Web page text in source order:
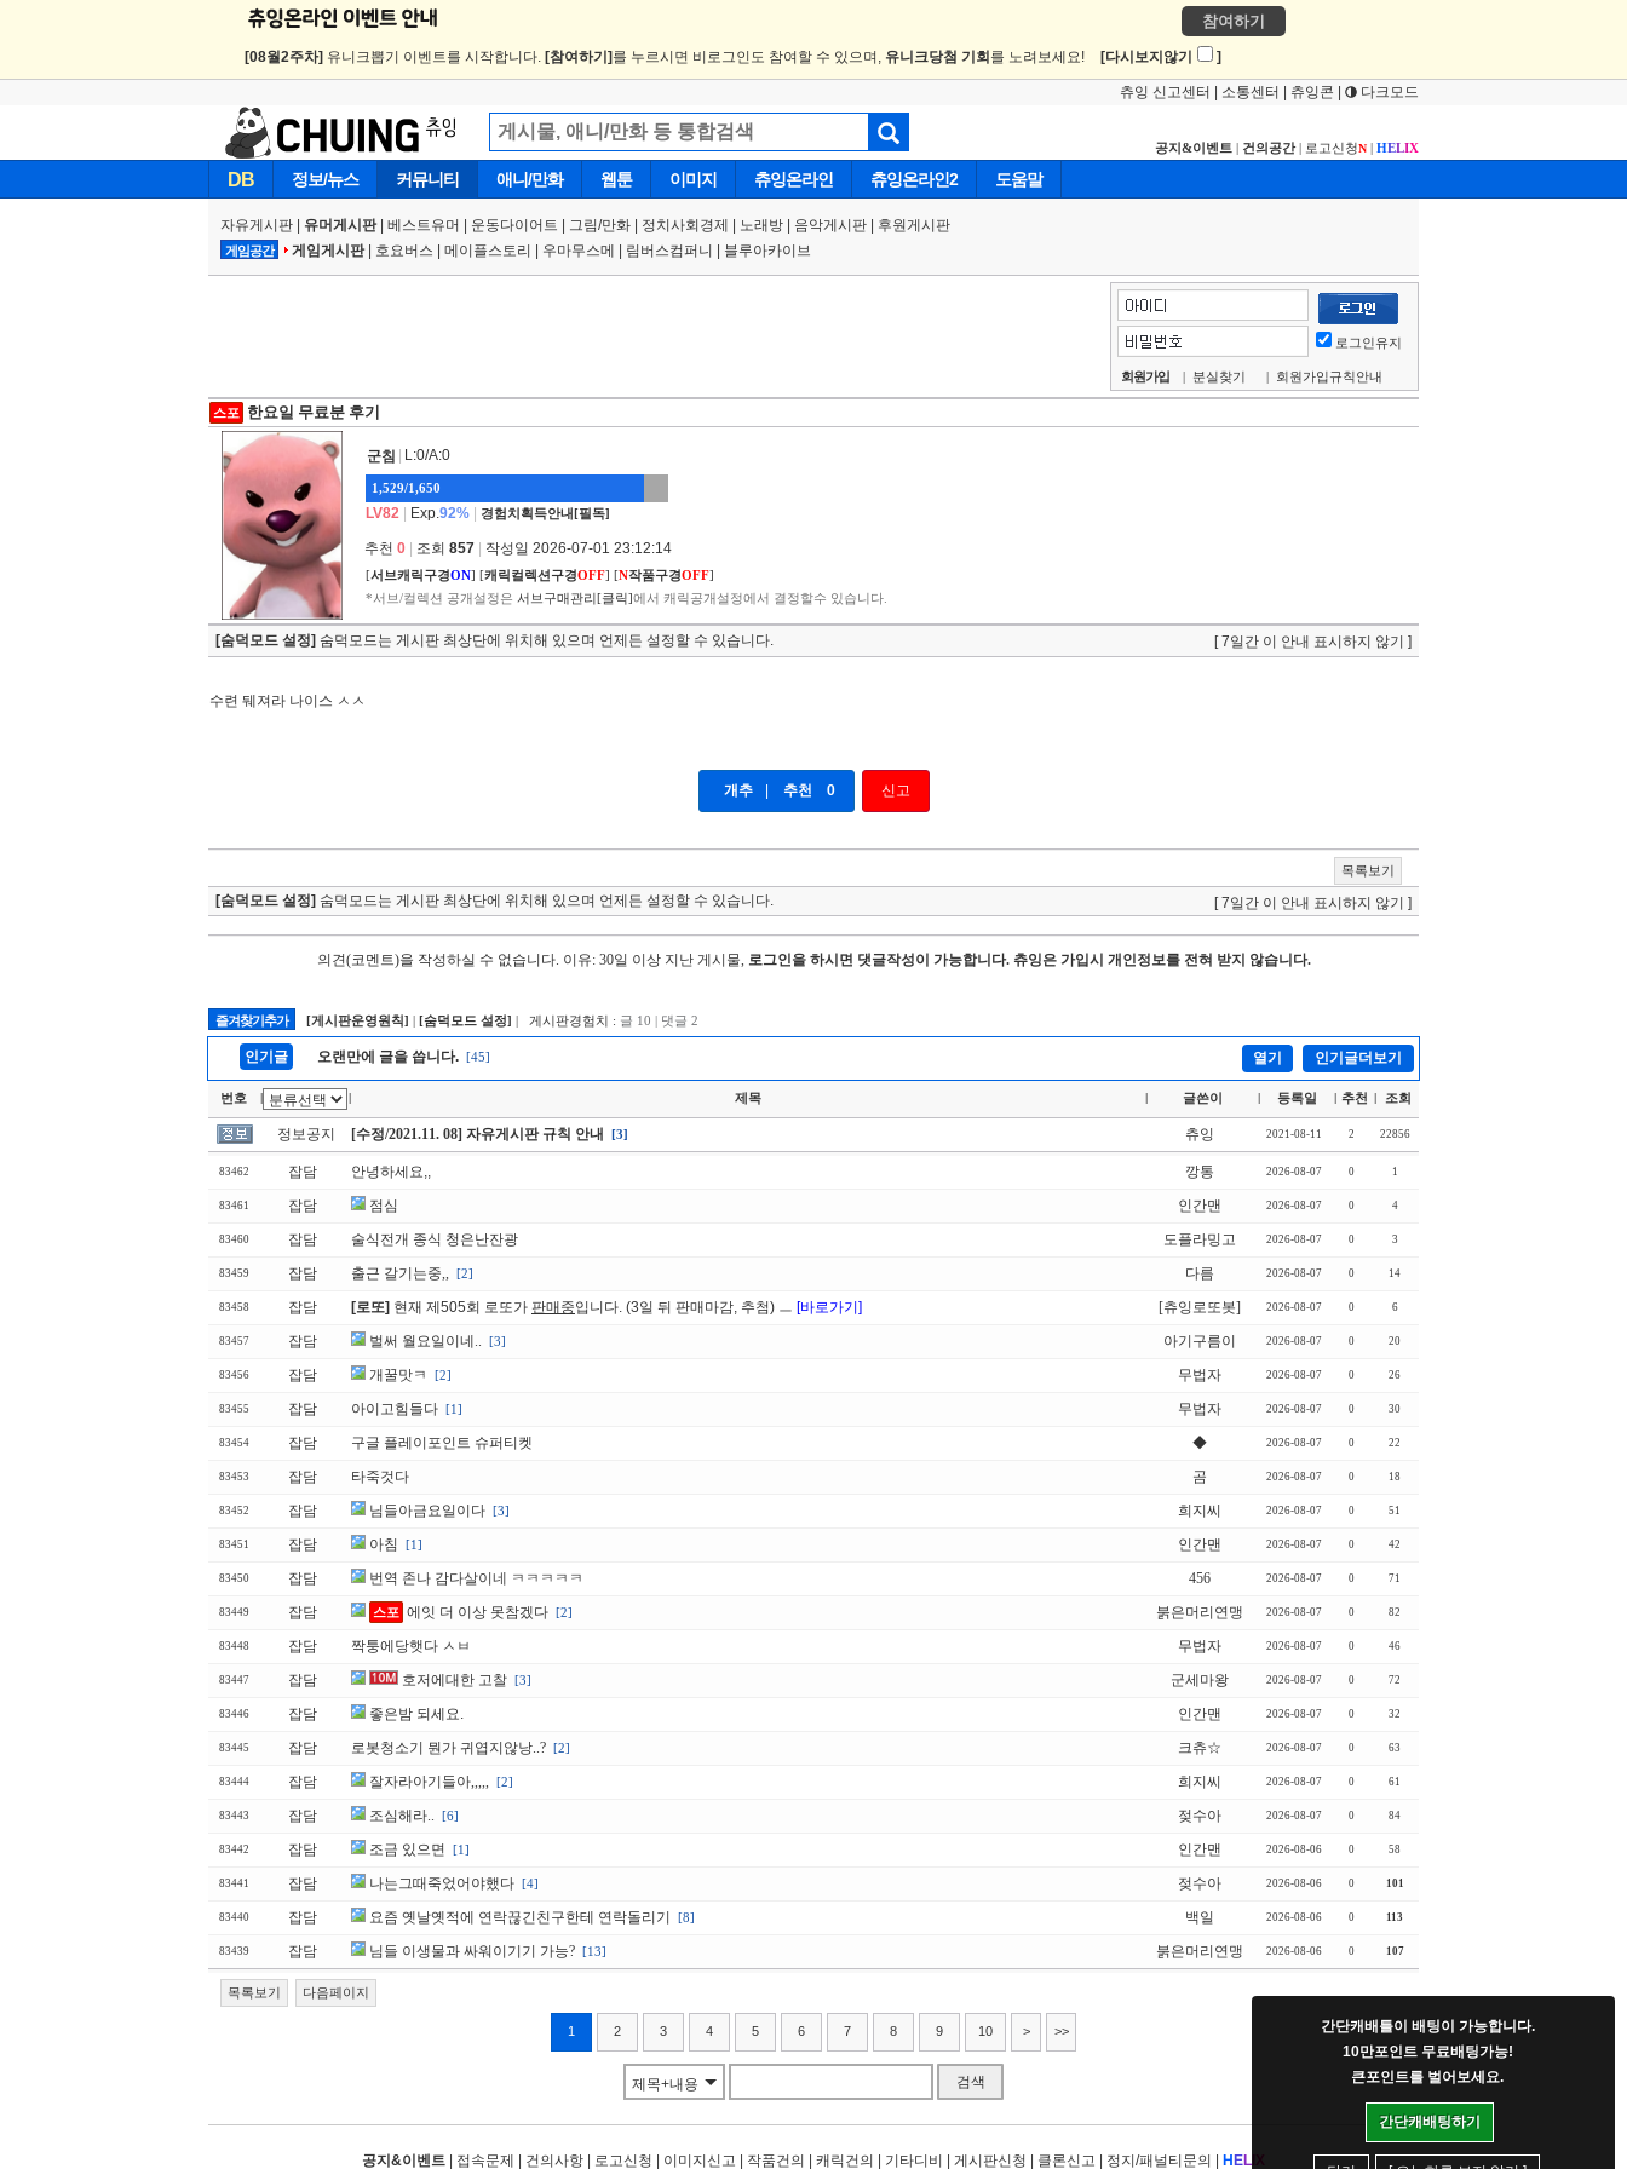
참여하기
[08월2주차] 유니크뽑기 이벤트를 시작합니다. [참여하기] 를 누르시면 비로그인도 참여할 수 있으며, 유니크당첨 기회 를 노려보세요! [다시보지않기 ]
츄잉 신고센터 소통센터 츄잉콘 다크모드
공지&이벤트 | 건의공간| 로고신청N | HELIX
DB 정보/뉴스 커뮤니티 애니/만화 웹툰 이미지 츄잉온라인 츄잉온라인2 도움말
자유게시판 유머게시판| 베스트유머 운동다이어트 | 그림/만화 정치사회경제 노래방 음악게시판 후원게시판
게임공간 게임게시판| 호요버스 메이플스토리 우마무스메 림버스컴퍼니 블루아카이브
로그인유지
회원가입 | 분실찾기 | 회원가입규칙안내
스포 한요일 무료분 후기
군침 L:0/A:0
1,529/1,650
LV82 Exp.92% 경험치획득안내[필독]
추천 0 조회 857 작성일 2026-07-01 23:12:14
[서브캐릭구경ON] [캐릭컬렉션구경OFF] [N작품구경OFF]
*서브/컬렉션 공개설정은 서브구매관리[클릭]에서 캐릭공개설정에서 결정할수 있습니다.
[숨덕모드 설정] 숨덕모드는 게시판 최상단에 위치해 있으며 언제든 설정할 수 있습니다. [ 7일간 이 안내 표시하지 않기 ]
수련 뒈져라 나이스 ㅅㅅ
개추 추천 0 신고
목록보기
[숨덕모드 설정] 숨덕모드는 게시판 최상단에 위치해 있으며 언제든 설정할 수 있습니다. [ 7일간 이 안내 표시하지 않기 ]
의견(코멘트)을 작성하실 수 없습니다. 이유: 30일 이상 지난 게시물, 로그인을 하시면 댓글작성이 가능합니다. 츄잉은 가입시 개인정보를 전혀 받지 않습니다.
즐겨찾기추가 [게시판운영원칙] | [숨덕모드 설정] | 게시판경험치 : 글 10 | 댓글 2
인기글 오랜만에 글을 씁니다. [45] 열기 인기글더보기
번호 제목 글쓴이 등록일 추천 조회
정보공지 [수정/2021.11. 08] 자유게시판 규칙 안내 [3] 츄잉 2021-08-11 2 22856
83462 잡담 안녕하세요,, 깡통 2026-08-07 0 1
83461 잡담 점심 인간맨 2026-08-07 0 4
83460 잡담 술식전개 종식 청은난잔광 도플라밍고 2026-08-07 0 3
83459 잡담 출근 갈기는중,, [2] 다름 2026-08-07 0 14
83458 잡담 [로또] 현재 제505회 로또가 판매중입니다. (3일 뒤 판매마감, 추첨) ㅡ [바로가기] [츄잉로또봇] 2026-08-07 0 6
83457 잡담 벌써 월요일이네.. [3] 아기구름이 2026-08-07 0 20
83456 잡담 개꿀맛ㅋ [2] 무법자 2026-08-07 0 26
83455 잡담 아이고힘들다 [1] 무법자 2026-08-07 0 30
83454 잡담 구글 플레이포인트 슈퍼티켓 ◆ 2026-08-07 0 22
83453 잡담 타죽것다 곰 2026-08-07 0 18
83452 잡담 님들아금요일이다 [3] 희지씨 2026-08-07 0 51
83451 잡담 아침 [1] 인간맨 2026-08-07 0 42
83450 잡담 번역 존나 감다살이네 ㅋㅋㅋㅋㅋ 456 2026-08-07 0 71
83449 잡담 스포 에잇 더 이상 못참겠다 [2] 붉은머리연맹 2026-08-07 0 82
83448 잡담 짝퉁에당햇다 ㅅㅂ 무법자 2026-08-07 0 46
83447 잡담 호저에대한 고찰 [3] 군세마왕 2026-08-07 0 72
83446 잡담 좋은밤 되세요. 인간맨 2026-08-07 0 32
83445 잡담 로봇청소기 뭔가 귀엽지않낭..? [2] 크츄☆ 2026-08-07 0 63
83444 잡담 잘자라아기들아,,,,, [2] 희지씨 2026-08-07 0 61
83443 잡담 조심해라.. [6] 젖수아 2026-08-07 0 84
83442 잡담 조금 있으면 [1] 인간맨 2026-08-06 0 58
83441 잡담 나는그때죽었어야했다 [4] 젖수아 2026-08-06 0 101
83440 잡담 요즘 옛날옛적에 연락끊긴친구한테 연락돌리기 [8] 백일 2026-08-06 0 113
83439 잡담 님들 이생물과 싸워이기기 가능? [13] 붉은머리연맹 2026-08-06 0 107
목록보기 다음페이지
1 2 3 4 5 6 7 8 9 10 > >>
제목+내용 검색
공지&이벤트 접속문제 건의사항 로고신청 이미지신고 작품건의 캐릭건의 기타디비 게시판신청 클론신고 정지/패널티문의 H EL X
간단캐배틀이 배팅이 가능합니다.
10만포인트 무료배팅가능!
큰포인트를 벌어보세요.
간단캐배팅하기